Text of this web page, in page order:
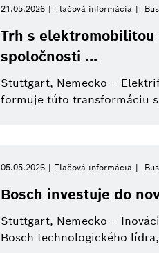
21.05.2026 Tlačová informácia
Trh s elektromobilitou
spoločnosti ...
Stuttgart, Nemecko –
formuje túto transformáciu
05.05.2026 Tlačová informácia
Bosch investuje do
Stuttgart, Nemecko –
Bosch technologického